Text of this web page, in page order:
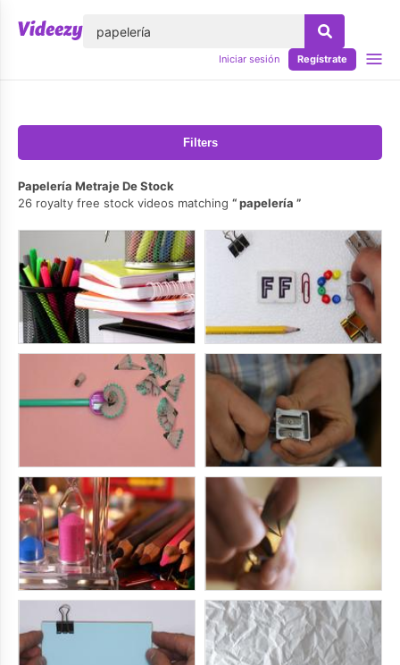
Iniciar sesión Regístrate
Filters
Papelería Metraje De Stock
26 royalty free stock videos matching
papelería